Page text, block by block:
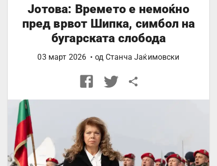
Јотова: Времето е немоќно
пред врвот Шипка, симбол на
бугарската слобода
03 март 2026 • од Станча Јаќимовски